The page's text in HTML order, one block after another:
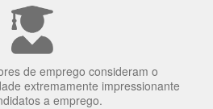
de emprego consideram o
extremamente impressionante
a emprego.